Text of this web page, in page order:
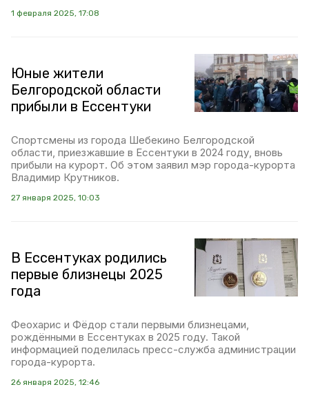
1 февраля 2025, 17:08
Юные жители
Белгородской области
прибыли в Ессентуки
Спортсмены из города Шебекино Белгородской
области, приезжавшие в Ессентуки в 2024 году, вновь
прибыли на курорт. Об этом заявил мэр города-курорта
Владимир Крутников.
27 января 2025, 10:03
В Ессентуках родились
первые близнецы 2025
года
Феохарис и Фёдор стали первыми близнецами,
рождёнными в Ессентуках в 2025 году. Такой
информацией поделилась пресс-служба администрации
города-курорта.
26 января 2025, 12:46